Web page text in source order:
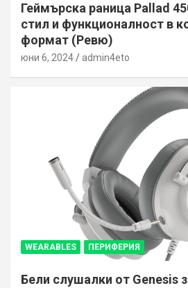
Геймърска раница Pallad
стил и функционалност в
формат (Ревю)
юни 6, 2024 admin4eto
WEARABLES ПЕРИФЕРИЯ
Бели слушалки от Genesis